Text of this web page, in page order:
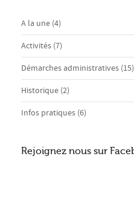
A la une (4)
Activités (7)
Démarches administratives (15)
Historique (2)
Infos pratiques (6)
Rejoignez nous sur